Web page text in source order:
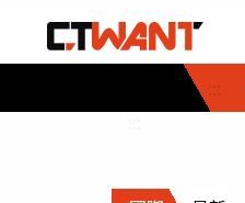
:::
社會首頁
時事
調查